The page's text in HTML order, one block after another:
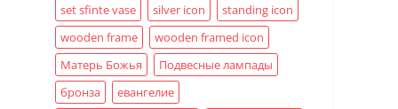
set sfinte vase
silver icon
standing icon
wooden frame
wooden framed icon
Матерь Божья
Подвесные лампады
бронза
евангелие